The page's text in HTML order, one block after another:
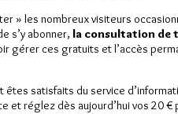
Lu 16911 fois
présentant dans
de 30:45) le
facho Les…
Jeudi 4/01/
Selon Le
nos
Labruyère,
» les nombreux visiteurs
s’y abonner, la consultation
gérer ces gratuits et l’accès
êtes satisfaits du service
et réglez dès aujourd’hui vos 20